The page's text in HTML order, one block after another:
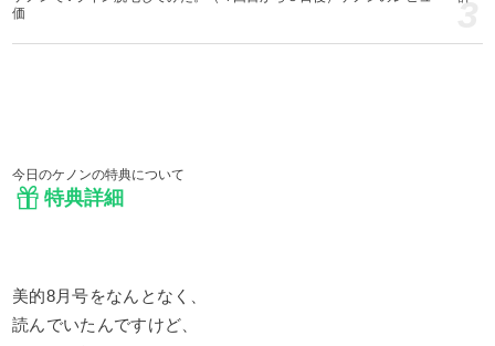
価
3
今日のケノンの特典について
特典詳細
美的8月号をなんとなく、
読んでいたんですけど、